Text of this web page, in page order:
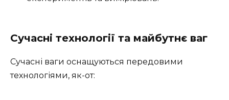
Сучасні технології та майбутнє ваг
Сучасні ваги оснащуються передовими
технологіями, як-от: